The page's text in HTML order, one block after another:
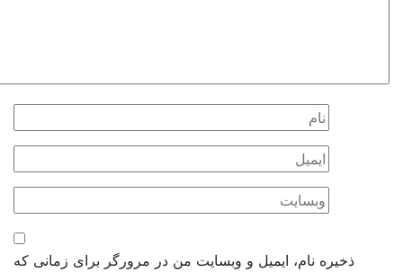
ذخیره نام، ایمیل و وبسایت من در مرورگر برای زمانی که